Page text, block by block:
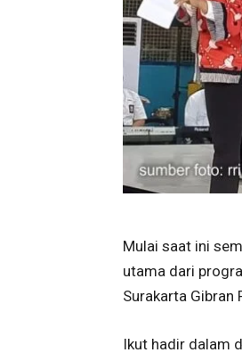
Mulai saat ini
utama dari
Surakarta Gibran
Ikut hadir dalam